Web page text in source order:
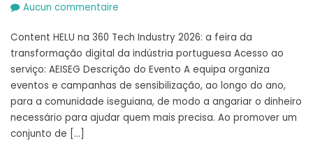
Aucun commentaire
DAS
FRANCESINHAS,
1200-
675
LISBOA
Content HELU na 360 Tech Industry 2026: a feira da
transformação digital da indústria portuguesa Acesso ao
serviço: AEISEG Descrição do Evento A equipa organiza
eventos e campanhas de sensibilização, ao longo do ano,
para a comunidade iseguiana, de modo a angariar o dinheiro
necessário para ajudar quem mais precisa. Ao promover um
conjunto de […]